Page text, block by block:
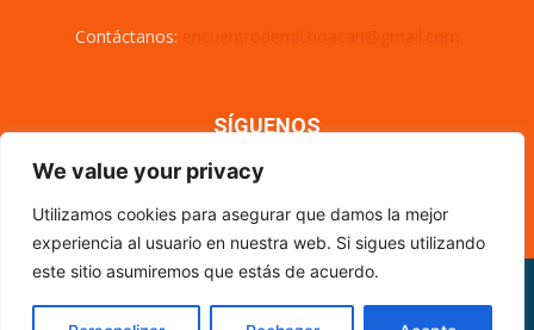
We value your privacy
Utilizamos cookies para asegurar que damos la mejor
experiencia al usuario en nuestra web. Si sigues utilizando
este sitio asumiremos que estás de acuerdo.
Contáctanos:
SÍGUENOS
Nosotros
CÓDIGO DE ÉTICA PERIODÍSTICA
XML Sitemap